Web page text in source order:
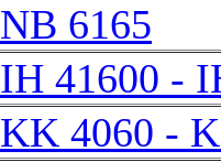
NB 6165
IH 41600 -
KK 4060 -